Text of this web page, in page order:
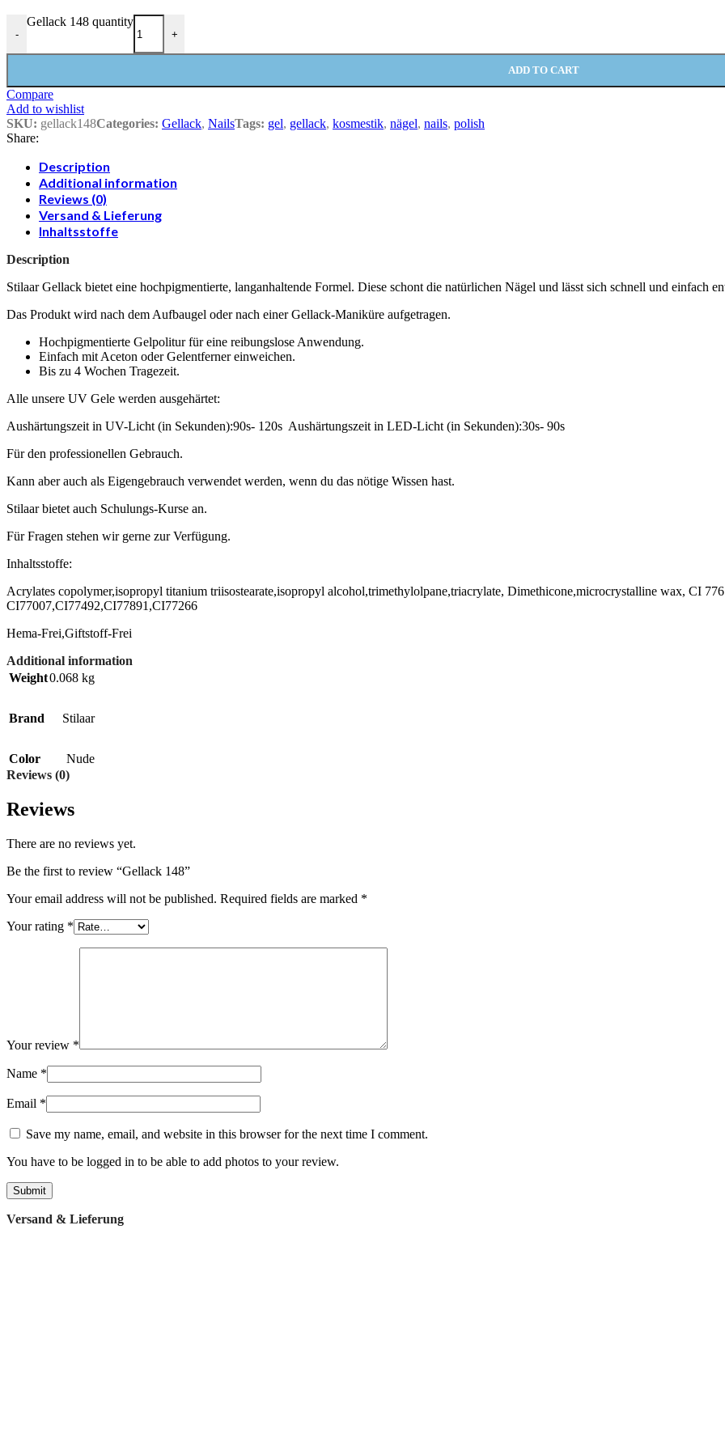
-
Gellack 148 quantity
+
ADD TO CART
Compare
Add to wishlist
SKU: gellack148Categories: Gellack, NailsTags: gel, gellack, kosmestik, nägel, nails, polish
Share:
Description
Additional information
Reviews (0)
Versand & Lieferung
Inhaltsstoffe
Description
Stilaar Gellack bietet eine hochpigmentierte, langanhaltende Formel. Diese schont die natürlichen Nägel und lässt sich schnell und einfach
Das Produkt wird nach dem Aufbaugel oder nach einer Gellack-Maniküre aufgetragen.
Hochpigmentierte Gelpolitur für eine reibungslose Anwendung.
Einfach mit Aceton oder Gelentferner einweichen.
Bis zu 4 Wochen Tragezeit.
Alle unsere UV Gele werden ausgehärtet:
Aushärtungszeit in UV-Licht (in Sekunden):90s- 120s Aushärtungszeit in LED-Licht (in Sekunden):30s- 90s
Für den professionellen Gebrauch.
Kann aber auch als Eigengebrauch verwendet werden, wenn du das nötige Wissen hast.
Stilaar bietet auch Schulungs-Kurse an.
Für Fragen stehen wir gerne zur Verfügung.
Inhaltsstoffe:
Acrylates copolymer,isopropyl titanium triisostearate,isopropyl alcohol,trimethylolpane,triacrylate, Dimethicone,microcrystalline wax, CI
CI77007,CI77492,CI77891,CI77266
Hema-Frei,Giftstoff-Frei
Additional information
Weight0.068 kg
Brand Stilaar
Color
Nude
Reviews (0)
Reviews
There are no reviews yet.
Be the first to review “Gellack 148”
Your email address will not be published. Required fields are marked *
Your rating *
Your review *
Name *
Email *
Save my name, email, and website in this browser for the next time I comment.
You have to be logged in to be able to add photos to your review.
Versand & Lieferung